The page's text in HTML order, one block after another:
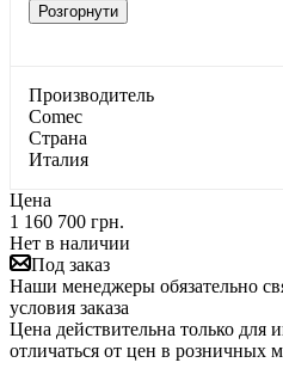
Розгорнути
Производитель
Comec
Страна
Италия
Цена
1 160 700 грн.
Нет в наличии
Под заказ
Наши менеджеры обязательно
условия заказа
Цена действительна только для
отличаться от цен в розничных